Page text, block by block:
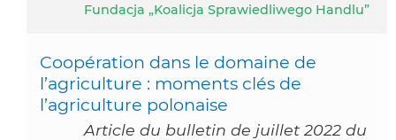
Fundacja „Koalicja Sprawiedliwego Handlu”
Coopération dans le domaine de
l’agriculture : moments clés de
l’agriculture polonaise
Article du bulletin de juillet 2022 du